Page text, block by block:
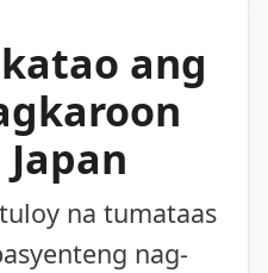
ang
na tumataas
nag-